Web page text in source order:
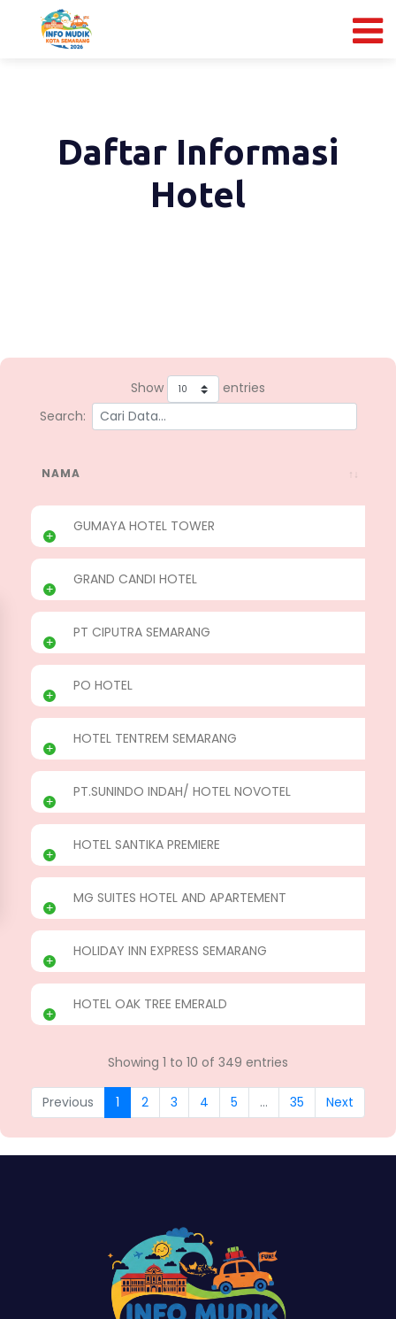
Daftar Informasi
Hotel
Show
entries
Search:
NAMA
GUMAYA HOTEL TOWER
GRAND CANDI HOTEL
PT CIPUTRA SEMARANG
PO HOTEL
HOTEL TENTREM SEMARANG
PT.SUNINDO INDAH/ HOTEL NOVOTEL
HOTEL SANTIKA PREMIERE
MG SUITES HOTEL AND APARTEMENT
HOLIDAY INN EXPRESS SEMARANG
HOTEL OAK TREE EMERALD
Showing 1 to 10 of 349 entries
Previous 1 2 3 4 5 … 35 Next